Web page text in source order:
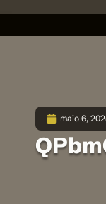
maio 6,